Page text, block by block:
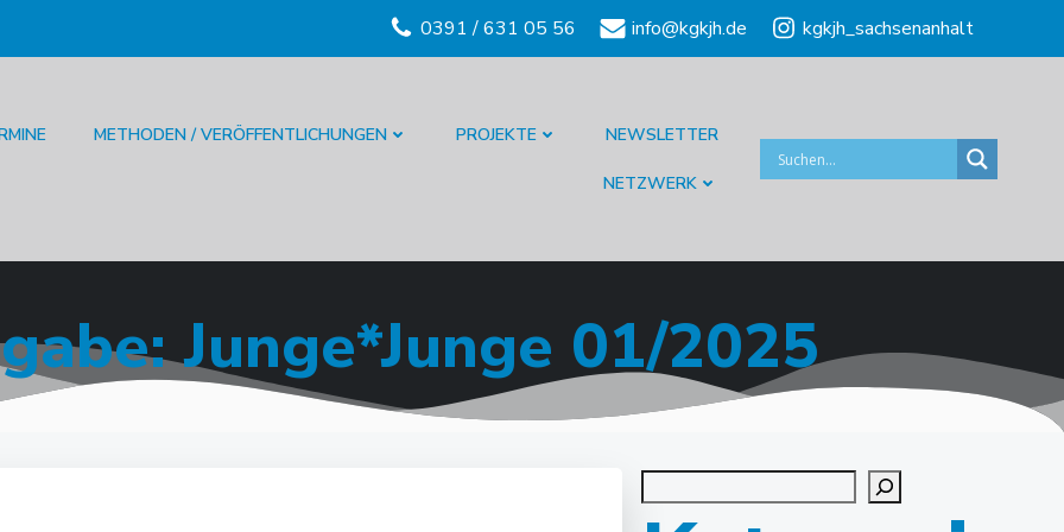
0391 / 631 05 56 info@kgkjh.de kgkjh_sachsenanhalt
METHODEN / VERÖFFENTLICHUNGEN PROJEKTE NEWSLETTER
NETZWERK
Junge*Junge 01/2025